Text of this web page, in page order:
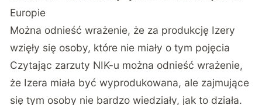
Europie
Można odnieść wrażenie, że za produkcję Izery
wzięły się osoby, które nie miały o tym pojęcia
Czytając zarzuty NIK-u można odnieść wrażenie,
że Izera miała być wyprodukowana, ale zajmujące
się tym osoby nie bardzo wiedziały, jak to działa.